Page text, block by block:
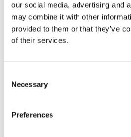
our social media, advertising and
may combine it with other
provided to them or that they’ve
of their services.
Selection
Necessary
Preferences
Blå genväg ska
autonoma färjor